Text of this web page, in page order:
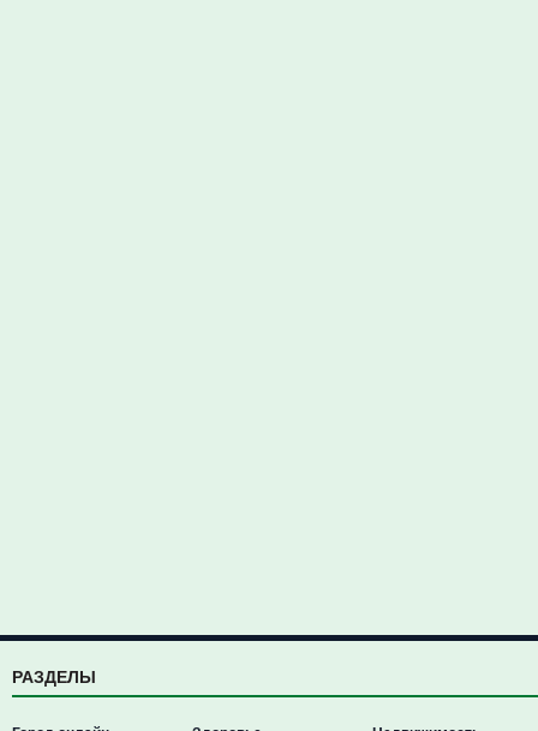
РАЗДЕЛЫ